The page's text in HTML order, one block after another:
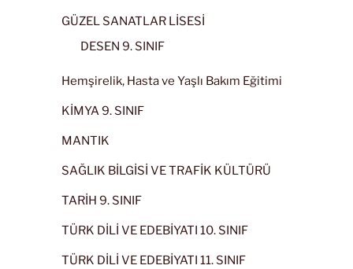
GÜZEL SANATLAR LİSESİ
DESEN 9. SINIF
Hemşirelik, Hasta ve Yaşlı Bakım Eğitimi
KİMYA 9. SINIF
MANTIK
SAĞLIK BİLGİSİ VE TRAFİK KÜLTÜRÜ
TARİH 9. SINIF
TÜRK DİLİ VE EDEBİYATI 10. SINIF
TÜRK DİLİ VE EDEBİYATI 11. SINIF